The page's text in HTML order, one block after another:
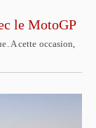
le MotoGP
A cette occasion,